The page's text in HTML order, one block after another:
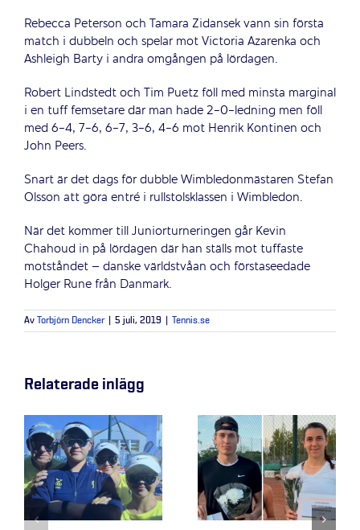
Rebecca Peterson och Tamara Zidansek vann sin första
match i dubbeln och spelar mot Victoria Azarenka och
Ashleigh Barty i andra omgången på lördagen.
Robert Lindstedt och Tim Puetz föll med minsta marginal
i en tuff femsetare där man hade 2-0-ledning men föll
med 6-4, 7-6, 6-7, 3-6, 4-6 mot Henrik Kontinen och
John Peers.
Snart är det dags för dubble Wimbledonmästaren Stefan
Olsson att göra entré i rullstolsklassen i Wimbledon.
När det kommer till Juniorturneringen går Kevin
Chahoud in på lördagen där han ställs mot tuffaste
motståndet – danske världstvåan och förstaseedade
Holger Rune från Danmark.
Av Torbjörn Dencker 5 juli, 2019 Tennis.se
Relaterade inlägg